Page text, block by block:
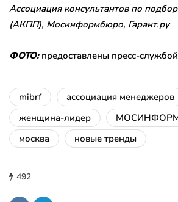
Ассоциация консультантов по
(АКПП), Мосинформбюро, Гарант.ру
ФОТО:предоставлены пресс-службой
mibrf
ассоциация менеджеров
женщина-лидер
москва
новые тренды
492